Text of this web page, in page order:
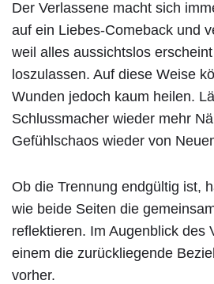
Der Verlassene macht sich
auf ein Liebes-Comeback und
weil alles aussichtslos
loszulassen. Auf diese Weise
Wunden jedoch kaum heilen.
Schlussmacher wieder mehr
Gefühlschaos wieder von
Ob die Trennung endgültig ist,
wie beide Seiten die
reflektieren. Im Augenblick des
einem die zurückliegende
vorher.